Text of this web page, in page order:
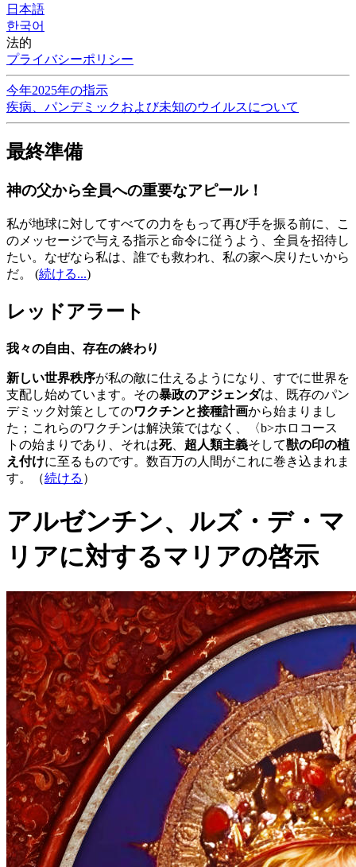
日本語
한국어
法的
プライバシーポリシー
今年2025年の指示
疾病、パンデミックおよび未知のウイルスについて
最終準備
神の父から全員への重要なアピール！
私が地球に対してすべての力をもって再び手を振る前に、こ
のメッセージで与える指示と命令に従うよう、全員を招待し
たい。なぜなら私は、誰でも救われ、私の家へ戻りたいから
だ。
(続ける...)
レッドアラート
我々の自由、存在の終わり
新しい世界秩序が私の敵に仕えるようになり、すでに世界を
支配し始めています。その暴政のアジェンダは、既存のパン
デミック対策としてのワクチンと接種計画から始まりまし
た；これらのワクチンは解決策ではなく、〈b>ホロコース
トの始まりであり、それは死、 超人類主義そして獣の印の植
え付けに至るものです。数百万の人間がこれに巻き込まれま
す。（続ける ）
アルゼンチン、ルズ・デ・マ
リアに対するマリアの啓示